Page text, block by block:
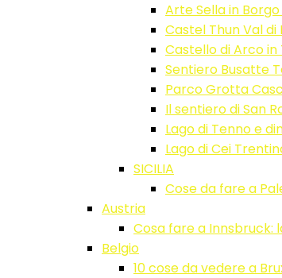
Arte Sella in
Castel Thun Val
Castello di Arco
Sentiero Busatte
Parco Grotta
Il sentiero di San
Lago di Tenno e
Lago di Cei
SICILIA
Cose da fare a
Austria
Cosa fare a Innsbruck:
Belgio
10 cose da vedere a